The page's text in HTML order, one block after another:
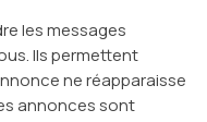
les messages
Ils permettent
ne réapparaisse
annonces sont